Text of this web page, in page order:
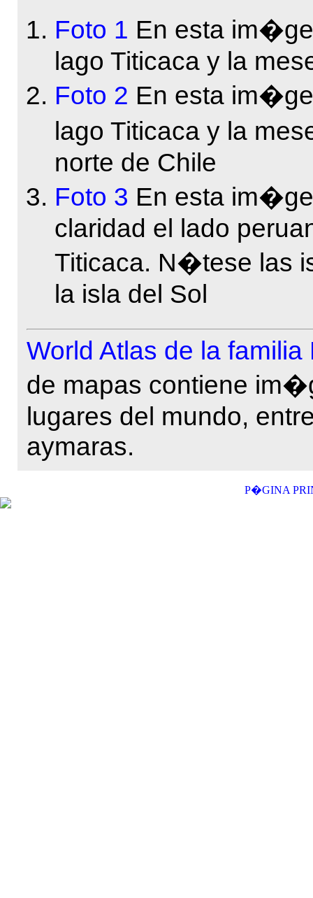
Foto 1 En esta
lago Titicaca y la
Foto 2 En esta
lago Titicaca y la
norte de Chile
Foto 3 En esta
claridad el lado
Titicaca. N�tese las
la isla del Sol
World Atlas de la familia
de mapas contiene
lugares del mundo,
aymaras.
P�GINA